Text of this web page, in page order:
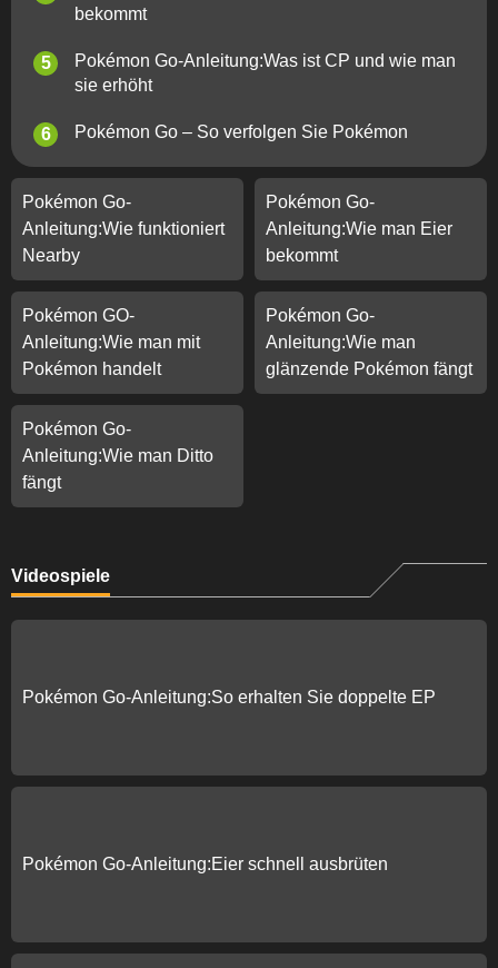
bekommt
Pokémon Go-Anleitung:Was ist CP und wie man
sie erhöht
Pokémon Go – So verfolgen Sie Pokémon
Pokémon Go-
Anleitung:Wie funktioniert
Nearby
Pokémon Go-
Anleitung:Wie man Eier
bekommt
Pokémon GO-
Anleitung:Wie man mit
Pokémon handelt
Pokémon Go-
Anleitung:Wie man
glänzende Pokémon fängt
Pokémon Go-
Anleitung:Wie man Ditto
fängt
Videospiele
Pokémon Go-Anleitung:So erhalten Sie doppelte EP
Pokémon Go-Anleitung:Eier schnell ausbrüten